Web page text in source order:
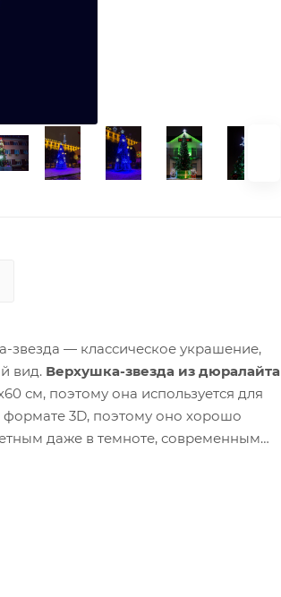
звезда — классическое украшение,
вид. Верхушка-звезда из дюралайта
см, поэтому она используется для
3D, поэтому оно хорошо
даже в темноте, современным